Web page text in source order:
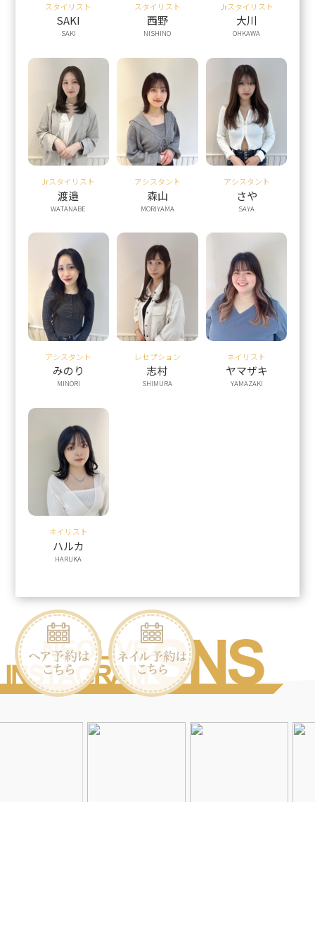
スタイリスト
SAKI
SAKI
スタイリスト
西野
NISHINO
Jrスタイリスト
大川
OHKAWA
Jrスタイリスト
渡邉
WATANABE
アシスタント
森山
MORIYAMA
アシスタント
さや
SAYA
アシスタント
みのり
MINORI
レセプション
志村
SHIMURA
ネイリスト
ヤマザキ
YAMAZAKI
ネイリスト
ハルカ
HARUKA